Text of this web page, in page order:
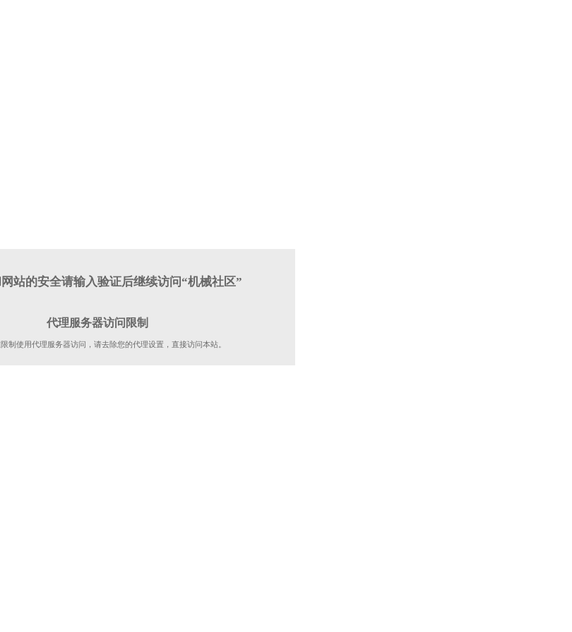
站的安全请输入验证后继续访问“机械社区”
代理服务器访问限制
制使用代理服务器访问，请去除您的代理设置，直接访问本站。